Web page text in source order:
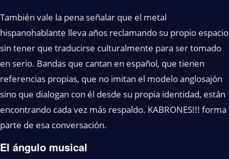
También vale la pena señalar que el metal
hispanohablante lleva años reclamando su propio espacio
sin tener que traducirse culturalmente para ser tomado
en serio. Bandas que cantan en español, que tienen
referencias propias, que no imitan el modelo anglosajón
sino que dialogan con él desde su propia identidad, están
encontrando cada vez más respaldo. KABRONES!!! forma
parte de esa conversación.
El ángulo musical